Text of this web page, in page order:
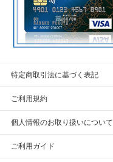
特定商取引法に基づく表記
ご利用規約
個人情報のお取り扱いについて
ご利用ガイド